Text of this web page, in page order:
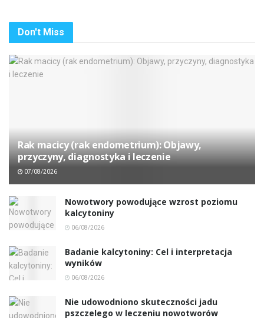
Don't Miss
Rak macicy (rak endometrium): Objawy,
przyczyny, diagnostyka i leczenie
07/08/2026
Nowotwory powodujące wzrost poziomu
kalcytoniny
06/08/2026
Badanie kalcytoniny: Cel i interpretacja
wyników
06/08/2026
Nie udowodniono skuteczności jadu
pszczelego w leczeniu nowotworów